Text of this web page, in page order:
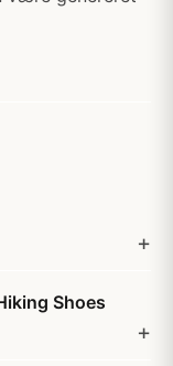
Shoes